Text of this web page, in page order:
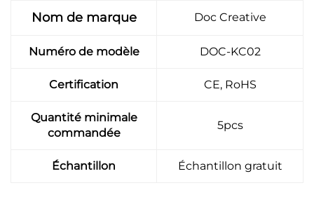
Nom de marque Doc Creative
Numéro de modèle DOC-KC02
Certification CE, RoHS
Quantité minimale
commandée
5pcs
Échantillon Échantillon gratuit